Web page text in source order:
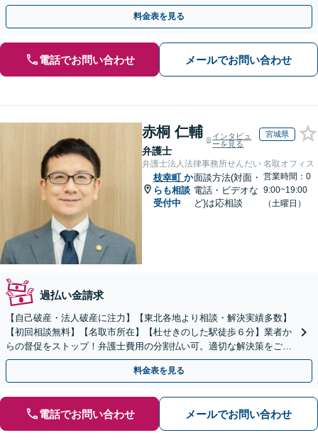
【初回相談無料】【全国対応可能】
料金表を見る
電話でお問い合わせ メールでお問い合わせ
赤桐 仁輔
弁護士
インタビュ
ーを見る
宮城県
弁護士法人法律事務所せんだい 名取オフィス
枝幸町 か
らも相談
受付中
面談方法(対面・
電話・ビデオな
ど)は応相談
営業時間：0
9:00~19:00
（土曜日）
過払い金請求
【自己破産・法人破産に注力】【東北各地より相談・解決実績多数】
【初回相談無料】【名取市所在】【杜せきのした駅徒歩６分】業者か
らの督促をストップ！弁護士費用の分割払い可。適切な解決策をご提
案します【土曜相談可】【駐車場完備】【完全個室】
料金表を見る
電話でお問い合わせ メールでお問い合わせ